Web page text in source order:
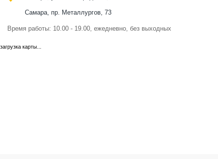
Самара, пр. Металлургов, 73
Время работы: 10.00 - 19.00, ежедневно, без выходных
загрузка карты...